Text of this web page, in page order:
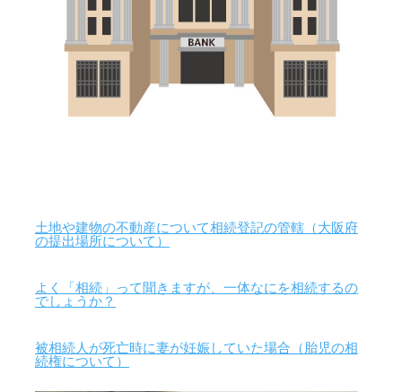
土地や建物の不動産について相続登記の管轄（大阪府
の提出場所について）
よく「相続」って聞きますが、一体なにを相続するの
でしょうか？
被相続人が死亡時に妻が妊娠していた場合（胎児の相
続権について）